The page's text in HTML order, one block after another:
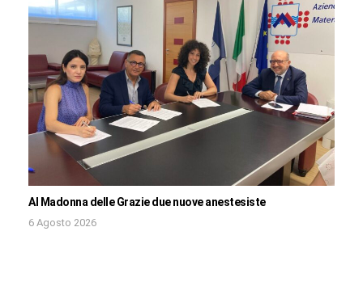
Al Madonna delle Grazie due nuove anestesiste
6 Agosto 2026